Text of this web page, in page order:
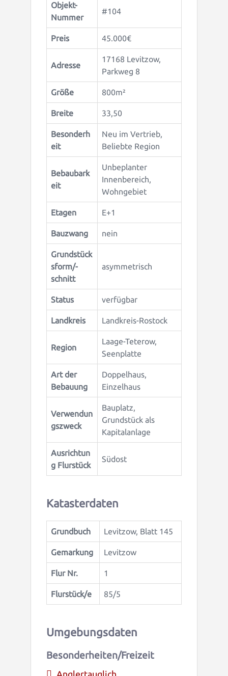
Objekt-
Nummer
#104
Preis 45.000€
Adresse
17168 Levitzow,
Parkweg 8
Größe 800m²
Breite 33,50
Besonderh
eit
Neu im Vertrieb,
Beliebte Region
Bebaubark
eit
Unbeplanter
Innenbereich,
Wohngebiet
Etagen E+1
Bauzwang nein
Grundstück
sform/-
schnitt
asymmetrisch
Status verfügbar
Landkreis Landkreis-Rostock
Region
Laage-Teterow,
Seenplatte
Art der
Bebauung
Doppelhaus,
Einzelhaus
Verwendun
gszweck
Bauplatz,
Grundstück als
Kapitalanlage
Ausrichtun
g Flurstück
Südost
Katasterdaten
Grundbuch Levitzow, Blatt 145
Gemarkung Levitzow
Flur Nr. 1
Flurstück/e 85/5
Umgebungsdaten
Besonderheiten/Freizeit